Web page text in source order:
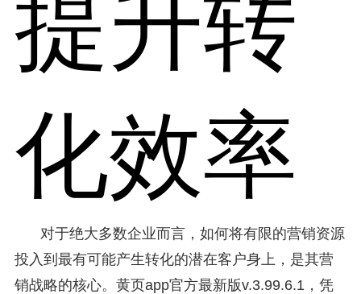
提升转
化效率
对于绝大多数企业而言，如何将有限的营销资源
投入到最有可能产生转化的潜在客户身上，是其营
销战略的核心。黄页app官方最新版v.3.99.6.1，凭